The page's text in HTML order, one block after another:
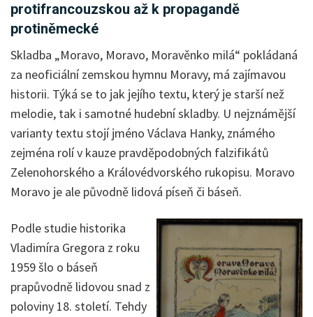
protifrancouzskou až k propagandě
protiněmecké
Skladba „Moravo, Moravo, Moravěnko milá“ pokládaná
za neoficiální zemskou hymnu Moravy, má zajímavou
historii. Týká se to jak jejího textu, který je starší než
melodie, tak i samotné hudební skladby. U nejznámější
varianty textu stojí jméno Václava Hanky, známého
zejména rolí v kauze pravděpodobných falzifikátů
Zelenohorského a Královédvorského rukopisu. Moravo
Moravo je ale původně lidová píseň či báseň.
Podle studie historika
Vladimíra Gregora z roku
1959 šlo o báseň
prapůvodně lidovou snad z
poloviny 18. století. Tehdy